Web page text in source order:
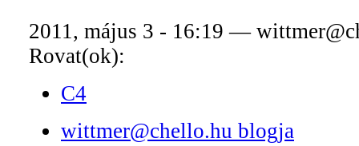
2011, május 3 - 16:19 —
Rovat(ok):
C4
wittmer@chello.hu blogja